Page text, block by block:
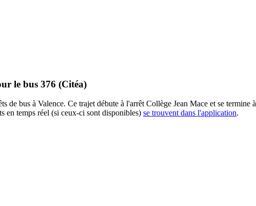
le bus 376 (Citéa)
de bus à Valence. Ce trajet débute à l'arrêt Collège Jean Mace et se
en temps réel (si ceux-ci sont disponibles) se trouvent dans l'application.